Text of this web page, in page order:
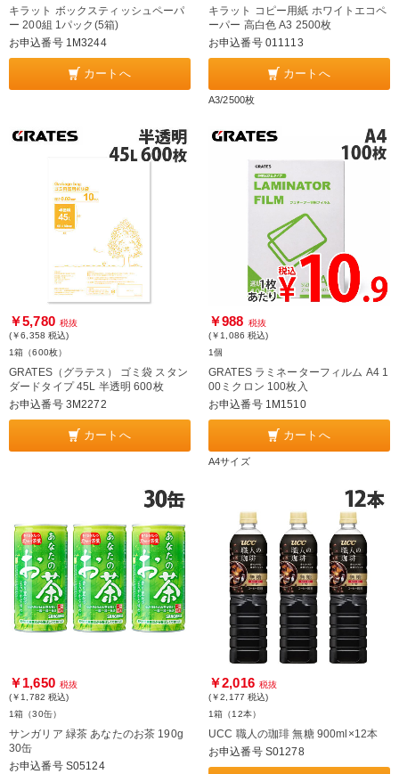
キラット ボックスティッシュペーパ
ー 200組 1パック(5箱)
お申込番号 1M3244
カートへ
キラット コピー用紙 ホワイトエコペ
ーパー 高白色 A3 2500枚
お申込番号 011113
カートへ
A3/2500枚
￥5,780 税抜
(￥6,358 税込)
1箱（600枚）
GRATES（グラテス） ゴミ袋 スタン
ダードタイプ 45L 半透明 600枚
お申込番号 3M2272
カートへ
￥988 税抜
(￥1,086 税込)
1個
GRATES ラミネーターフィルム A4 1
00ミクロン 100枚入
お申込番号 1M1510
カートへ
A4サイズ
￥1,650 税抜
(￥1,782 税込)
1箱（30缶）
サンガリア 緑茶 あなたのお茶 190g
30缶
お申込番号 S05124
￥2,016 税抜
(￥2,177 税込)
1箱（12本）
UCC 職人の珈琲 無糖 900ml×12本
お申込番号 S01278